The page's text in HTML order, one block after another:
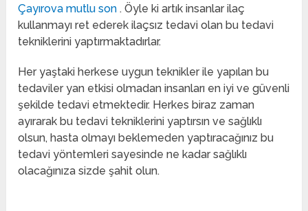
Çayırova mutlu son. Öyle ki artık insanlar ilaç
kullanmayı ret ederek ilaçsız tedavi olan bu tedavi
tekniklerini yaptırmaktadırlar.
Her yaştaki herkese uygun teknikler ile yapılan bu
tedaviler yan etkisi olmadan insanları en iyi ve güvenli
şekilde tedavi etmektedir. Herkes biraz zaman
ayırarak bu tedavi tekniklerini yaptırsın ve sağlıklı
olsun, hasta olmayı beklemeden yaptıracağınız bu
tedavi yöntemleri sayesinde ne kadar sağlıklı
olacağınıza sizde şahit olun.